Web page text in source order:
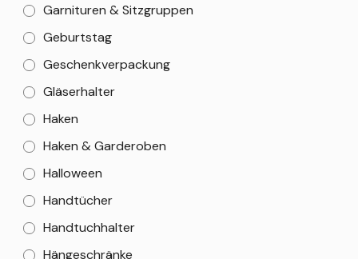
Garnituren & Sitzgruppen
Geburtstag
Geschenkverpackung
Gläserhalter
Haken
Haken & Garderoben
Halloween
Handtücher
Handtuchhalter
Hängeschränke